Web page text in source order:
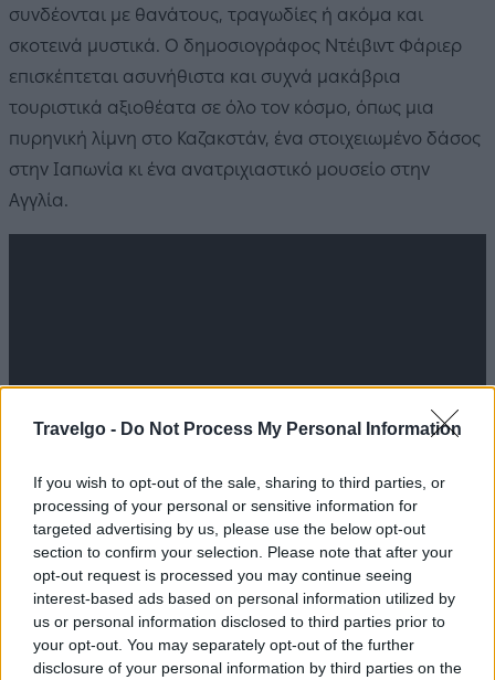
Travelgo - Do Not Process My Personal Information
If you wish to opt-out of the sale, sharing to third parties, or
processing of your personal or sensitive information for
targeted advertising by us, please use the below opt-out
section to confirm your selection. Please note that after your
opt-out request is processed you may continue seeing
interest-based ads based on personal information utilized by
us or personal information disclosed to third parties prior to
your opt-out. You may separately opt-out of the further
disclosure of your personal information by third parties on the
συνδέονται με θανάτους, τραγωδίες ή ακόμα και
σκοτεινά μυστικά. Ο δημοσιογράφος Ντέιβιντ Φάριερ
επισκέπτεται ασυνήθιστα και συχνά μακάβρια
τουριστικά αξιοθέατα σε όλο τον κόσμο, όπως μια
πυρηνική λίμνη στο Καζακστάν, ένα στοιχειωμένο δάσος
στην Ιαπωνία κι ένα ανατριχιαστικό μουσείο στην
Αγγλία.